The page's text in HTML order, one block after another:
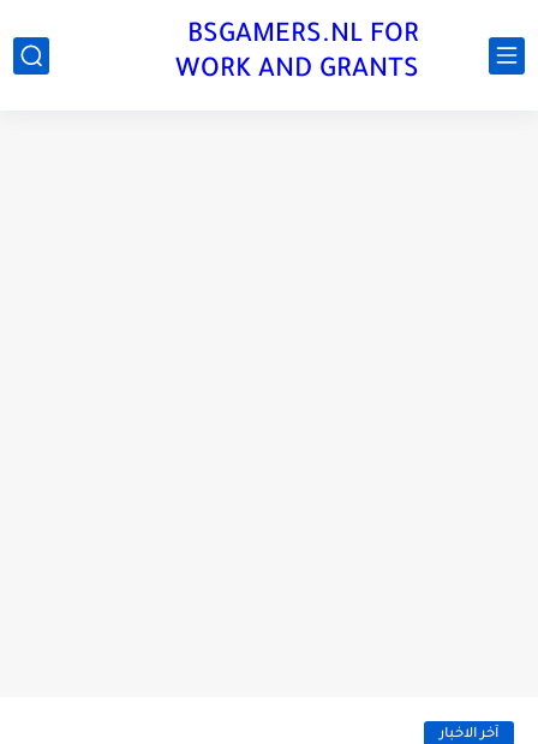
BSGAMERS.NL FOR
WORK AND GRANTS
آخر الاخبار